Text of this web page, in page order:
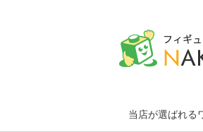
当店が選ばれる